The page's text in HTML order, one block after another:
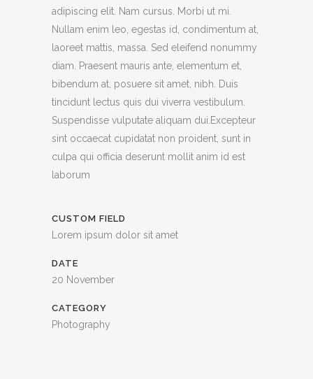
adipiscing elit. Nam cursus. Morbi ut mi.
Nullam enim leo, egestas id, condimentum at,
laoreet mattis, massa. Sed eleifend nonummy
diam. Praesent mauris ante, elementum et,
bibendum at, posuere sit amet, nibh. Duis
tincidunt lectus quis dui viverra vestibulum.
Suspendisse vulputate aliquam dui.Excepteur
sint occaecat cupidatat non proident, sunt in
culpa qui officia deserunt mollit anim id est
laborum
CUSTOM FIELD
Lorem ipsum dolor sit amet
DATE
20 November
CATEGORY
Photography